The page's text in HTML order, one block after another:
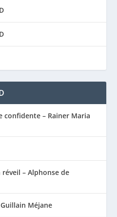
D
D
confidente – Rainer Maria
– Alphonse de
Méjane